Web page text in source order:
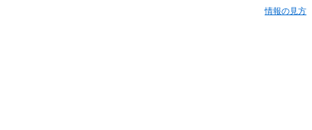
情報の見方